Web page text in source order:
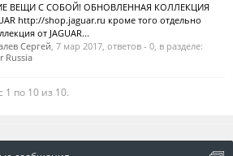
ВЕЩИ С СОБОЙ! ОБНОВЛЕННАЯ КОЛЛЕКЦИЯ
http://shop.jaguar.ru кроме того отдельно
от JAGUAR...
Сергей, 7 мар 2017, ответов - 0, в разделе:
Russia
1 по 10 из 10.